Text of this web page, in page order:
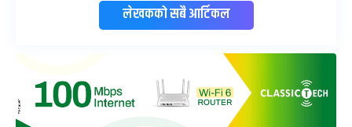
लेखकको सबै आर्टिकल